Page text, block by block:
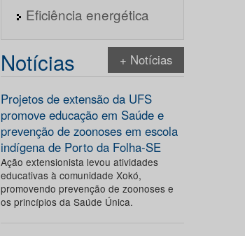
Eficiência energética
Notícias + Notícias
Projetos de extensão da UFS
promove educação em Saúde e
prevenção de zoonoses em escola
indígena de Porto da Folha-SE
Ação extensionista levou atividades
educativas à comunidade Xokó,
promovendo prevenção de zoonoses e
os princípios da Saúde Única.